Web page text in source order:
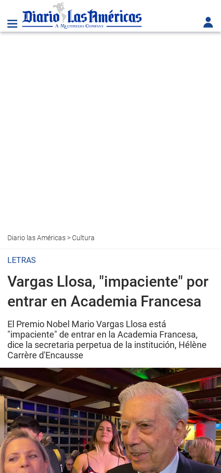
Diario las Américas> Cultura
LETRAS
Vargas Llosa, "impaciente" por
entrar en Academia Francesa
El Premio Nobel Mario Vargas Llosa está
"impaciente" de entrar en la Academia Francesa,
dice la secretaria perpetua de la institución, Hélène
Carrère d'Encausse